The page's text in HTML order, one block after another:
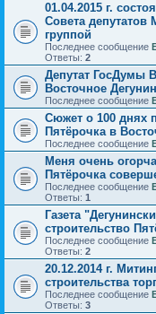
01.04.2015 г.
Совета
группой
Последнее сообщение
Ответы: 2
Депутат ГосДумы
Восточное
Последнее сообщение
Сюжет о 100 днях
Пятёрочка в
Последнее сообщение
Меня очень
Пятёрочка
Последнее сообщение
Ответы: 1
Газета
строительство
Последнее сообщение
Ответы: 2
20.12.2014 г.
строительства
Последнее сообщение
Ответы: 3